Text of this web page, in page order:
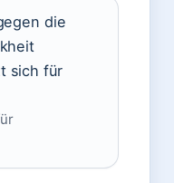
die
sich für